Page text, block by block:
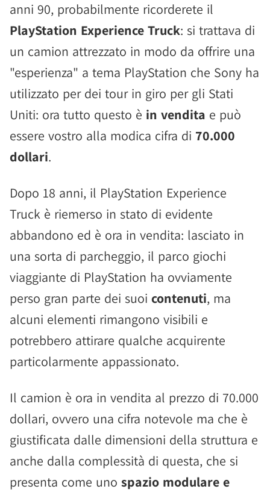
anni 90, probabilmente ricorderete il
PlayStation Experience Truck: si trattava di
un camion attrezzato in modo da offrire una
"esperienza" a tema PlayStation che Sony ha
utilizzato per dei tour in giro per gli Stati
Uniti: ora tutto questo è in vendita e può
essere vostro alla modica cifra di 70.000
dollari.
Dopo 18 anni, il PlayStation Experience
Truck è riemerso in stato di evidente
abbandono ed è ora in vendita: lasciato in
una sorta di parcheggio, il parco giochi
viaggiante di PlayStation ha ovviamente
perso gran parte dei suoi contenuti, ma
alcuni elementi rimangono visibili e
potrebbero attirare qualche acquirente
particolarmente appassionato.
Il camion è ora in vendita al prezzo di 70.000
dollari, ovvero una cifra notevole ma che è
giustificata dalle dimensioni della struttura e
anche dalla complessità di questa, che si
presenta come uno spazio modulare e